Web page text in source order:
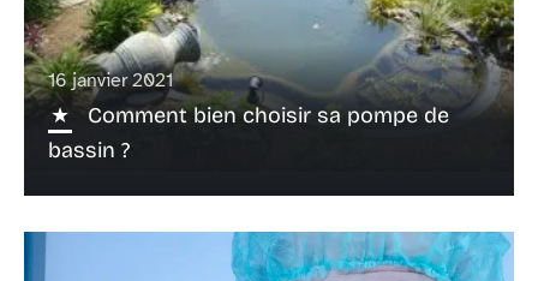
16 janvier 2021
Comment bien choisir sa pompe de
bassin ?